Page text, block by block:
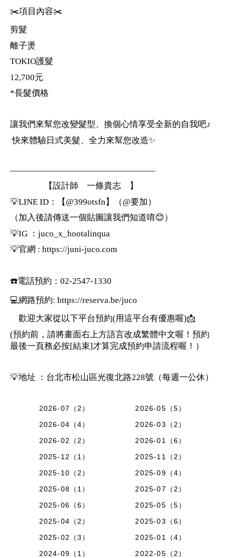
✂️項目內容✂️
剪髮
離子燙
TOKIO護髮
12,700元
*長髮價格
讓我們來幫您改變髮型、換個心情享受全新的自我吧♪
快來體驗日式美髮、全力來幫您改造✨
—————————————————
【設計師 一條貴志 】
💡LINE ID：【@399otsfn】（@要加）
（加入後請傳送一個貼圖讓我們知道唷😊）
💡IG ：juco_x_hootalinqua
💡官網 : https://juni-juco.com
☎️電話預約：02-2547-1330
💻網路預約: https://reserva.be/juco
歡迎大家從以下平台預約(用這平台有優惠喔)📩
(預約前，請將畫面右上方語言改成繁體中文喔！預約
最後一頁務必按[結束]才算完成預約申請流程喔！）
💡地址 ：台北市松山區光復北路228號（每週一公休）
2026-07（2）
2026-05（5）
2026-04（4）
2026-03（2）
2026-02（2）
2026-01（6）
2025-12（1）
2025-11（2）
2025-10（2）
2025-09（4）
2025-08（1）
2025-07（2）
2025-06（6）
2025-05（5）
2025-04（2）
2025-03（6）
2025-02（3）
2025-01（4）
2024-09（1）
2022-05（2）